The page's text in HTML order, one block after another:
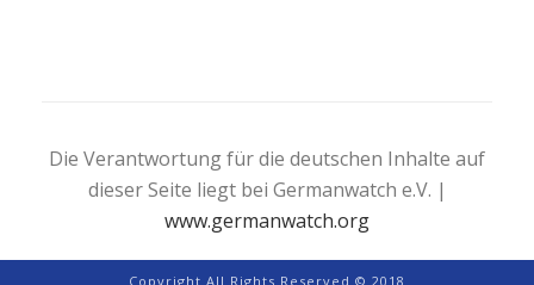
Die Verantwortung für die deutschen Inhalte auf
dieser Seite liegt bei Germanwatch e.V. |
www.germanwatch.org
Copyright All Rights Reserved © 2018